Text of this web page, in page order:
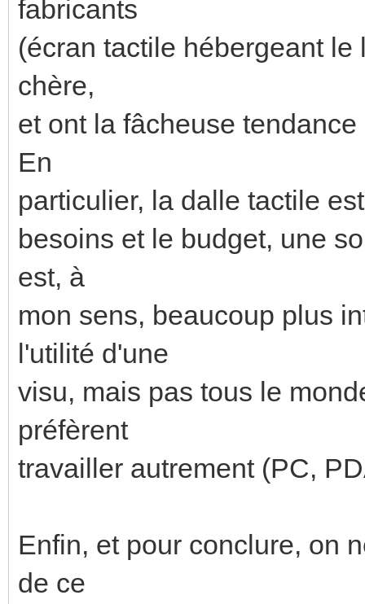
fabricants
(écran tactile hébergeant
chère,
et ont la fâcheuse
En
particulier, la dalle tactile
besoins et le budget, une
est, à
mon sens, beaucoup plus
l'utilité d'une
visu, mais pas tous le
préfèrent
travailler autrement (PC,
Enfin, et pour conclure, on
de ce